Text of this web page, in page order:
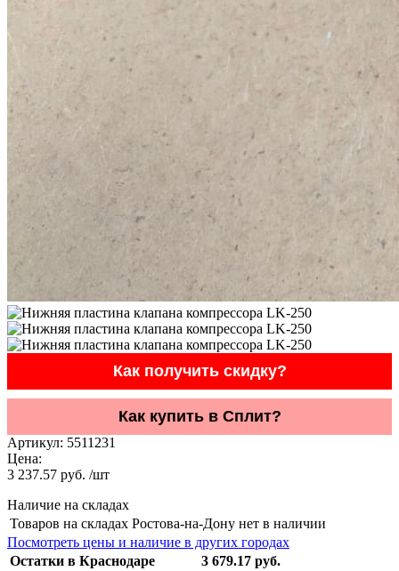
Как получить скидку?
Как купить в Сплит?
Артикул: 5511231
Цена:
3 237.57 руб. /шт
Наличие на складах
Товаров на складах Ростова-на-Дону нет в наличии
Посмотреть цены и наличие в других городах
Остатки в Краснодаре
3 679.17 руб.